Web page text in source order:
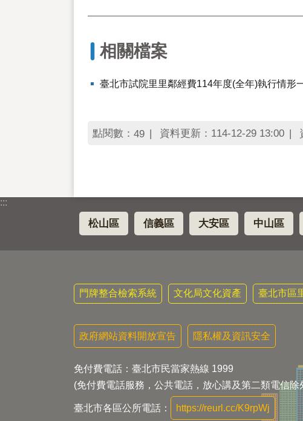
相關檔案
臺北市試院里里鄰經費114年度(全年)執行情形
點閱數： 49 資料更新：114-12-29 13:00
:::
松山區 信義區 大安區 中山區
門牌整合檢索系統 文化局文化資產 臺北市區
政府網站資料開放宣告 隱私權及資訊安全
免付費電話：臺北市民當家熱線 1999
(免付費電話服務，公共電話，放心講及第二類電信除
臺北市各區公所電話： https://reurl.cc/K9rpWj